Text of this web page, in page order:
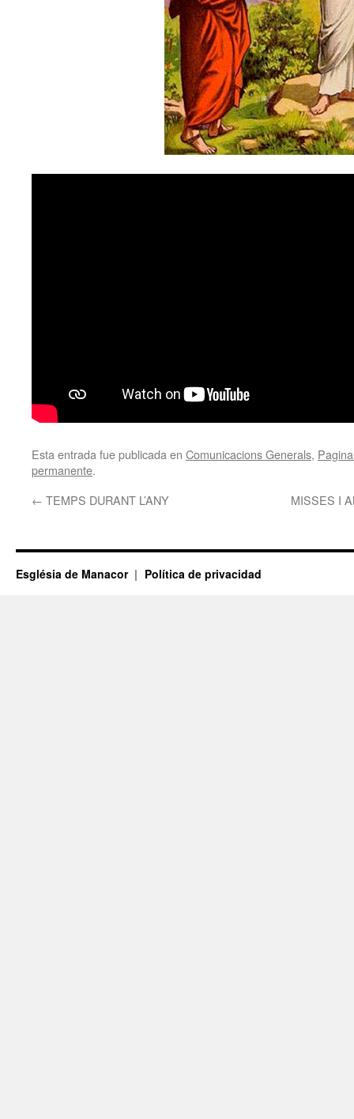
Esta entrada fue publicada en Comunicacions Generals,
permanente.
← TEMPS DURANT L’ANY MISSES I
Església de Manacor Política de privacidad